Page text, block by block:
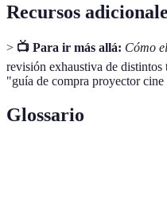
Recursos
> 📺 Para ir más allá: Cómo
revisión exhaustiva de distintos
"guía de compra proyector cine
Glossario